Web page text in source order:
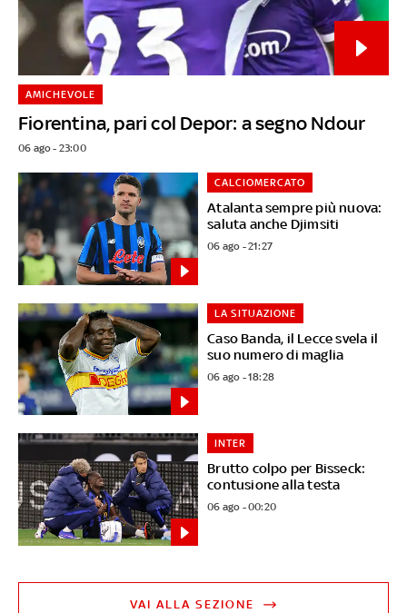
Fiorentina, pari col Depor: a segno Ndour
AMICHEVOLE
06 ago - 23:00
Atalanta sempre più nuova:
saluta anche Djimsiti
CALCIOMERCATO
06 ago - 21:27
Caso Banda, il Lecce svela il
suo numero di maglia
LA SITUAZIONE
06 ago - 18:28
Brutto colpo per Bisseck:
contusione alla testa
INTER
06 ago - 00:20
VAI ALLA SEZIONE